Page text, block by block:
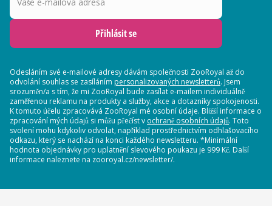
Přihlásit se
Odesláním své e-mailové adresy dávám společnosti ZooRoyal až do
odvolání souhlas se zasíláním personalizovaných newsletterů. Jsem
srozuměn/a s tím, že mi ZooRoyal bude zasílat e-mailem individuálně
zaměřenou reklamu na produkty a služby, akce a dotazníky spokojenosti.
K tomuto účelu zpracovává ZooRoyal mé osobní údaje. Bližší informace o
zpracování mých údajů si můžu přečíst v ochraně osobních údajů. Toto
svolení mohu kdykoliv odvolat, například prostřednictvím odhlašovacího
odkazu, který se nachází na konci každého newsletteru. *Minimální
hodnota objednávky pro uplatnění slevového poukazu je 999 Kč. Další
informace naleznete na zooroyal.cz/newsletter/.